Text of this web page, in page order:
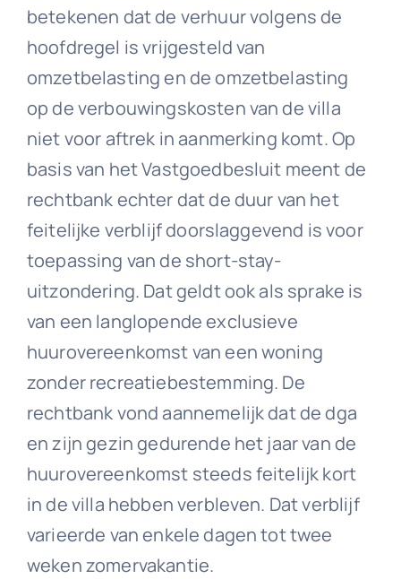
betekenen dat de verhuur volgens de
hoofdregel is vrijgesteld van
omzetbelasting en de omzetbelasting
op de verbouwingskosten van de villa
niet voor aftrek in aanmerking komt. Op
basis van het Vastgoedbesluit meent de
rechtbank echter dat de duur van het
feitelijke verblijf doorslaggevend is voor
toepassing van de short-stay-
uitzondering. Dat geldt ook als sprake is
van een langlopende exclusieve
huurovereenkomst van een woning
zonder recreatiebestemming. De
rechtbank vond aannemelijk dat de dga
en zijn gezin gedurende het jaar van de
huurovereenkomst steeds feitelijk kort
in de villa hebben verbleven. Dat verblijf
varieerde van enkele dagen tot twee
weken zomervakantie.